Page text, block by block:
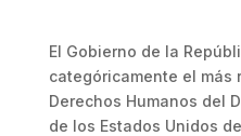
El Gobierno de la
categóricamente el más
Derechos Humanos del
de los Estados Unidos